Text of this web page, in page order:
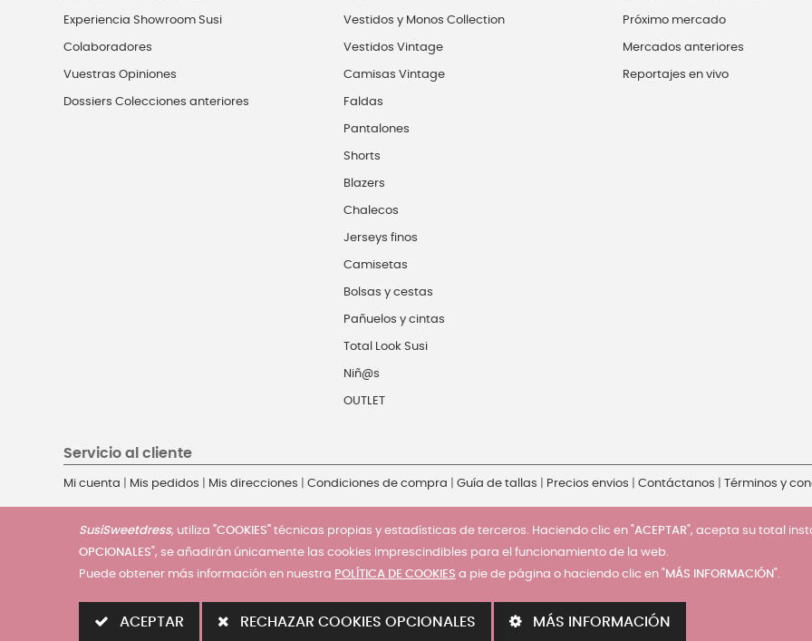
Experiencia Showroom Susi
Colaboradores
Vuestras Opiniones
Dossiers Colecciones anteriores
Vestidos y Monos Collection
Vestidos Vintage
Camisas Vintage
Faldas
Pantalones
Shorts
Blazers
Chalecos
Jerseys finos
Camisetas
Bolsas y cestas
Pañuelos y cintas
Total Look Susi
Niñ@s
OUTLET
Próximo mercado
Mercados anteriores
Reportajes en vivo
Servicio al cliente
Mi cuenta Mis pedidos Mis direcciones Condiciones de compra Guía de tallas Precios envios Contáctanos Términos y
SusiSweetdress, utiliza "COOKIES" técnicas propias y estadísticas de terceros. Haciendo clic en "ACEPTAR", acepta su total
OPCIONALES", se añadirán únicamente las cookies imprescindibles para el funcionamiento de la web.
Puede obtener más información en nuestra POLÍTICA DE COOKIES a pie de página o haciendo clic en "MÁS INFORMACIÓN".
ACEPTAR RECHAZAR COOKIES OPCIONALES MÁS INFORMACIÓN